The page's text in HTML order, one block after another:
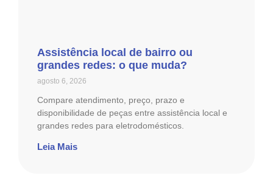
Assistência local de bairro ou
grandes redes: o que muda?
agosto 6, 2026
Compare atendimento, preço, prazo e
disponibilidade de peças entre assistência local e
grandes redes para eletrodomésticos.
Leia Mais